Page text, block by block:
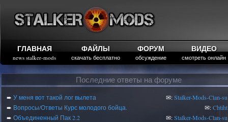
ГЛАВНАЯ
news stalker-mods
ФАЙЛЫ
скачать бесплатно
ФОРУМ
обсуждение
ВИДЕО
смотреть онлайн
Последние ответы на форуме
➨ У меня вот такой лог вылета ✉:Stalker-Mods-Clan-su
➨ Вопросы/Ответы Курс молодого бойца. ✉:Chtiht
➨ Объединенный Пак 2.2 ✉:Stalker-Mods-Clan-su